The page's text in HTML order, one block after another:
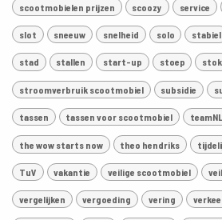
scootmobielen prijzen scoozy service
slot sneeuw snelheid solo stabiel
stad stallen start-up stoep
stroomverbruik scootmobiel subsidie
tassen tassen voor scootmobiel teamNL
the wow starts now theo hendriks
TuV vakantie veilige scootmobiel
vergelijken vergoeding vering